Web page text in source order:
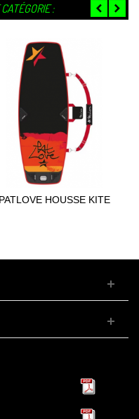
:
PATLOVE HOUSSE KITE